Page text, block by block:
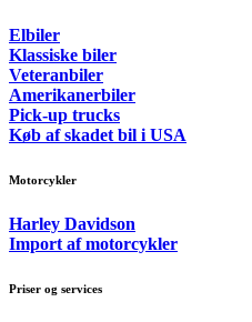
Elbiler
Klassiske biler
Veteranbiler
Amerikanerbiler
Pick-up trucks
Køb af skadet bil i USA
Motorcykler
Harley Davidson
Import af motorcykler
Priser og services